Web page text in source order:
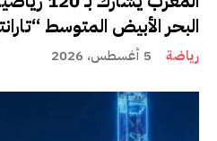
البحر الأبيض المتوسط “تارانتو
رياضة 5 أغسطس، 2026